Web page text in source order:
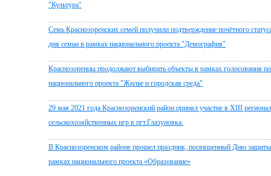
"Культура"
Семь Краснозоренских семей получили подтверждение почётного
дня семьи в рамках национального проекта "Демография"
Краснозоренцы продолжают выбирать объекты в рамках голосования
национального проекта "Жилье и городская среда"
29 мая 2021 года Краснозоренский район принял участие в XIII
сельскохозяйственных игр в пгт.Глазуновка.
В Краснозоренском районе прошел праздник, посвященный Дню
рамках национального проекта «Образование»